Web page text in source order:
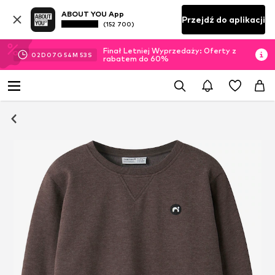
ABOUT YOU App
(152 700) Przejdź do aplikacji
02D 07 G 54M 52 S
Finał Letniej Wyprzedaży: Oferty z
rabatem do 60%